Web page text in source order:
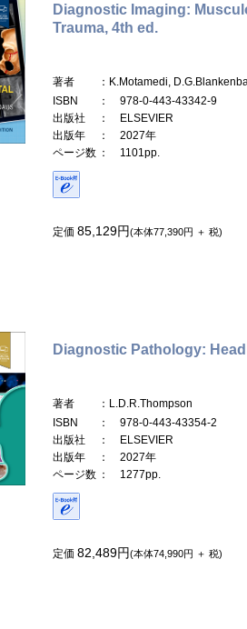
Diagnostic Imaging:
Trauma, 4th ed.
著者
：K.Motamedi,
ISBN
： 978-0-443-43342-9
出版社
： ELSEVIER
出版年
： 2027年
ページ数 ： 1101pp.
定価 85,129円(本体77,390円 ＋ 税)
Diagnostic Pathology:
著者
：L.D.R.Thompson
ISBN
： 978-0-443-43354-2
出版社
： ELSEVIER
出版年
： 2027年
ページ数 ： 1277pp.
定価 82,489円(本体74,990円 ＋ 税)